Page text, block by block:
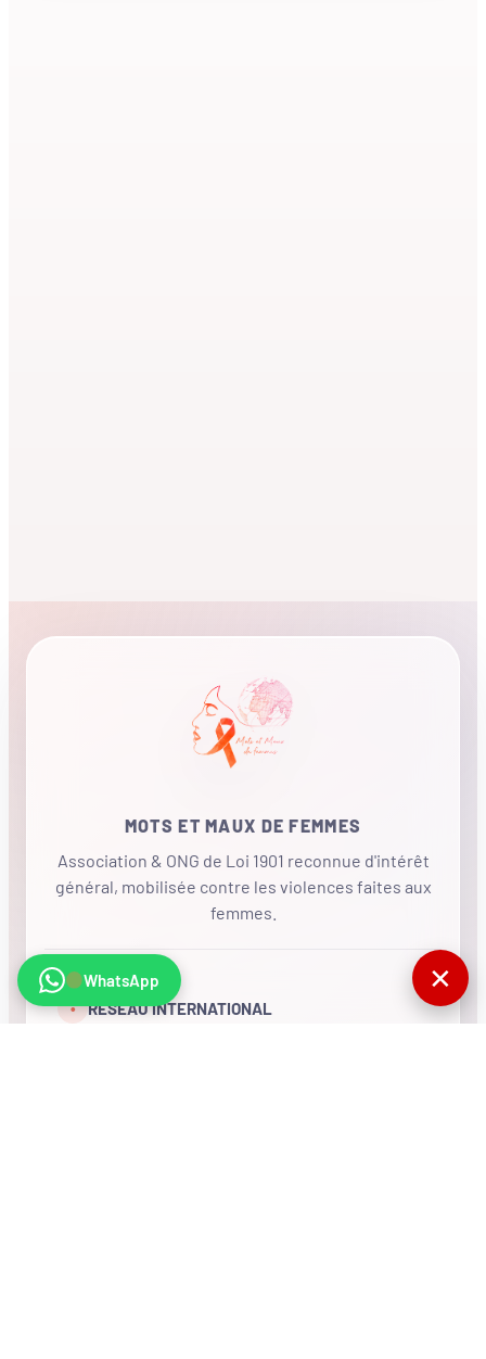
MOTS ET MAUX DE FEMMES
Association & ONG de Loi 1901 reconnue d'intérêt
général, mobilisée contre les violences faites aux
femmes.
• RÉSEAU INTERNATIONAL
WhatsApp ✕